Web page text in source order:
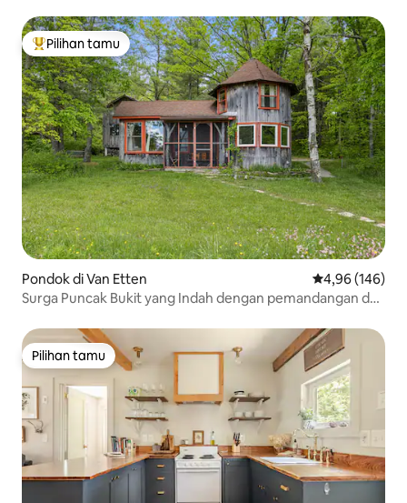
Pilihan tamu terpopuler
Pilihan tamu
Pondok di Van Etten Nilai rata-rata
4,96 (146)
Surga Puncak Bukit yang Indah dengan pemandangan dan
Pilihan tamu
Pilihan tamu